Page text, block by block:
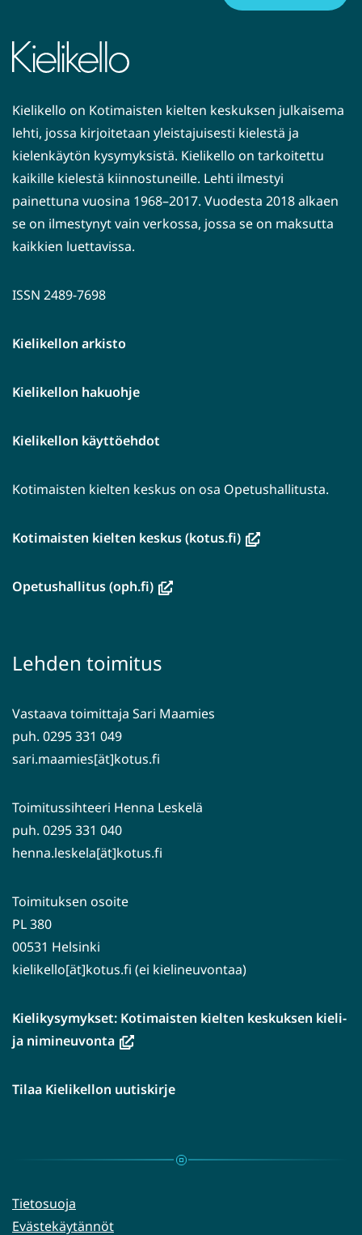
Kielikello on Kotimaisten kielten keskuksen julkaisema
lehti, jossa kirjoitetaan yleistajuisesti kielestä ja
kielenkäytön kysymyksistä. Kielikello on tarkoitettu
kaikille kielestä kiinnostuneille. Lehti ilmestyi
painettuna vuosina 1968–2017. Vuodesta 2018 alkaen
se on ilmestynyt vain verkossa, jossa se on maksutta
kaikkien luettavissa.
ISSN 2489-7698
Kielikellon arkisto
Kielikellon hakuohje
Kielikellon käyttöehdot
Kotimaisten kielten keskus on osa Opetushallitusta.
Kotimaisten kielten keskus (kotus.fi)(avautuu
Opetushallitus (oph.fi)(avautuu
toiseen
Lehden toimitus
Vastaava toimittaja Sari Maamies
puh. 0295 331 049
sari.maamies[ät]kotus.fi
Toimitussihteeri Henna Leskelä
puh. 0295 331 040
henna.leskela[ät]kotus.fi
Toimituksen osoite
PL 380
00531 Helsinki
kielikello[ät]kotus.fi (ei kielineuvontaa)
Kielikysymykset: Kotimaisten kielten keskuksen kieli-
ja nimineuvonta(avautuu
ikkunaan,
palveluun)
Tilaa Kielikellon uutiskirje
Tietosuoja
Evästekäytännöt